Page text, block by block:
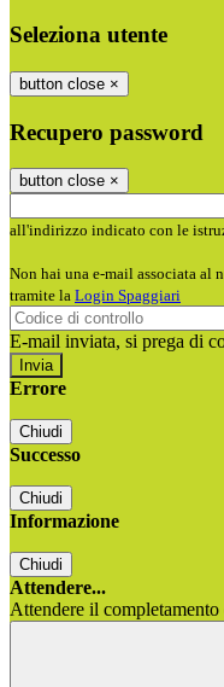
Seleziona utente
button close ×
Recupero password
button close ×
all'indirizzo indicato con le
Non hai una e-mail associata al
tramite la Login Spaggiari
E-mail inviata, si prega di
Errore
Chiudi
Successo
Chiudi
Informazione
Chiudi
Attendere...
Attendere il